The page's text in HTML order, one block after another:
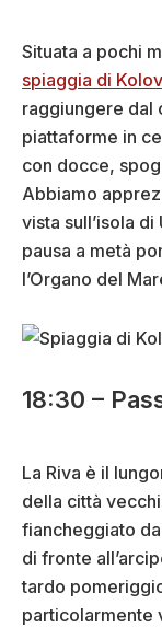
Situata a pochi
spiaggia di
raggiungere dal
piattaforme in
con docce,
Abbiamo
vista sull’isola
pausa a metà
l’Organo del
18:30 –
La Riva è il
della città
fiancheggiato
di fronte
tardo
particolarmente